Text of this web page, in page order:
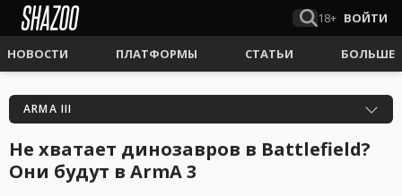
18+ ВОЙТИ
НОВОСТИ ПЛАТФОРМЫ СТАТЬИ БОЛЬШЕ
ARMA III
Не хватает динозавров в Battlefield?
Они будут в ArmA 3